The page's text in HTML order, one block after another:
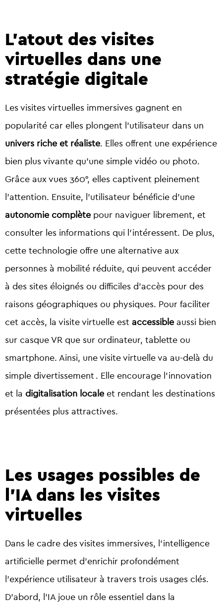
L’atout des visites
virtuelles dans une
stratégie digitale
Les visites virtuelles immersives gagnent en
popularité car elles plongent l’utilisateur dans un
univers riche et réaliste. Elles offrent une expérience
bien plus vivante qu’une simple vidéo ou photo.
Grâce aux vues 360°, elles captivent pleinement
l’attention. Ensuite, l’utilisateur bénéficie d’une
autonomie complète pour naviguer librement, et
consulter les informations qui l’intéressent. De plus,
cette technologie offre une alternative aux
personnes à mobilité réduite, qui peuvent accéder
à des sites éloignés ou difficiles d’accès pour des
raisons géographiques ou physiques. Pour faciliter
cet accès, la visite virtuelle est accessible aussi bien
sur casque VR que sur ordinateur, tablette ou
smartphone. Ainsi, une visite virtuelle va au-delà du
simple divertissement . Elle encourage l’innovation
et la digitalisation locale et rendant les destinations
présentées plus attractives.
Les usages possibles de
l’IA dans les visites
virtuelles
Dans le cadre des visites immersives, l’intelligence
artificielle permet d’enrichir profondément
l’expérience utilisateur à travers trois usages clés.
D’abord, l’IA joue un rôle essentiel dans la